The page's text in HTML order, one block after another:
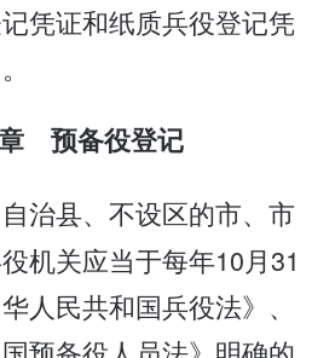
凭证和纸质兵役登记凭
预备役登记
治县、不设区的市、市
机关应当于每年10月31
人民共和国兵役法》、